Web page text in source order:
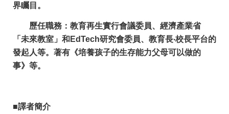
界矚目。
歷任職務：教育再生實行會議委員、經濟產業省
「未來教室」和EdTech研究會委員、教育長‧校長平台的
發起人等。著有《培養孩子的生存能力父母可以做的
事》等。
■譯者簡介